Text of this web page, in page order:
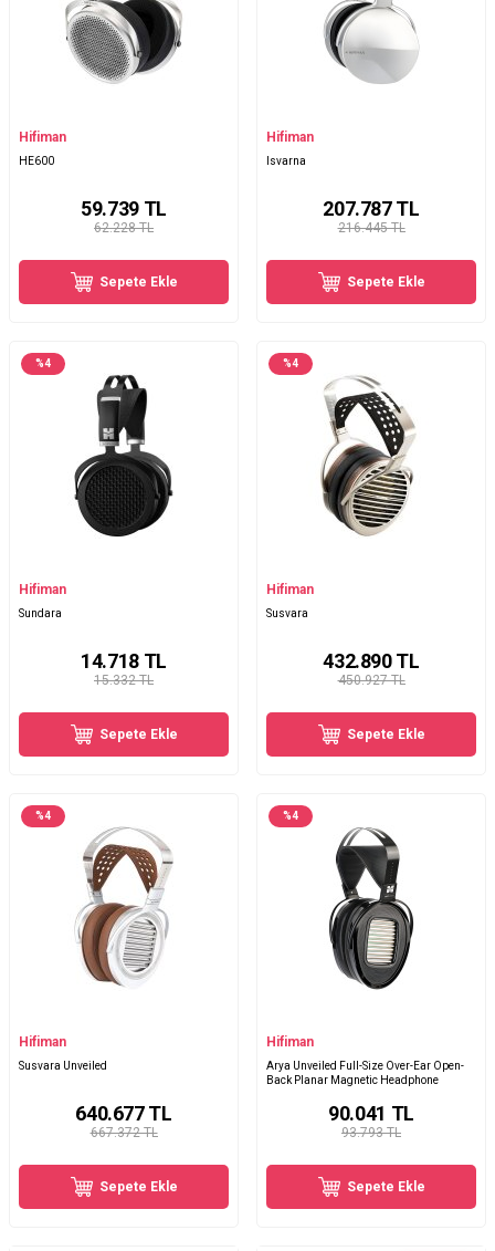
Hifiman
HE600
62.228 TL
59.739TL
Sepete Ekle
Hifiman
Isvarna
216.445 TL
207.787TL
Sepete Ekle
%4
Hifiman
Sundara
15.332 TL
14.718TL
Sepete Ekle
%4
Hifiman
Susvara
450.927 TL
432.890TL
Sepete Ekle
%4
Hifiman
Susvara Unveiled
667.372 TL
640.677TL
Sepete Ekle
%4
Hifiman
Arya Unveiled Full-Size Over-Ear Open-
Back Planar Magnetic Headphone
93.793 TL
90.041 TL
Sepete Ekle